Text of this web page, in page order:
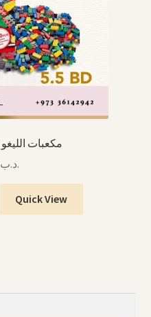
LEGO BLOCKS مكعبات الليغو
.د.ب
Quick View